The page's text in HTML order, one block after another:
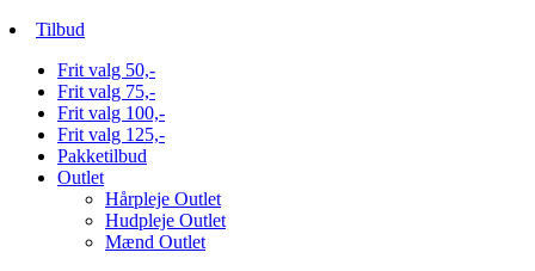
Tilbud
Frit valg 50,-
Frit valg 75,-
Frit valg 100,-
Frit valg 125,-
Pakketilbud
Outlet
Hårpleje Outlet
Hudpleje Outlet
Mænd Outlet